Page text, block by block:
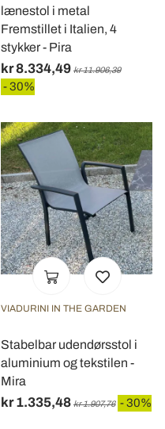
lænestol i metal
Fremstillet i Italien, 4
stykker - Pira
kr 8.334,49 kr 11.906,39
- 30%
VIADURINI IN THE GARDEN
Stabelbar udendørsstol i
aluminium og tekstilen -
Mira
kr 1.335,48 kr 1.907,76 - 30%